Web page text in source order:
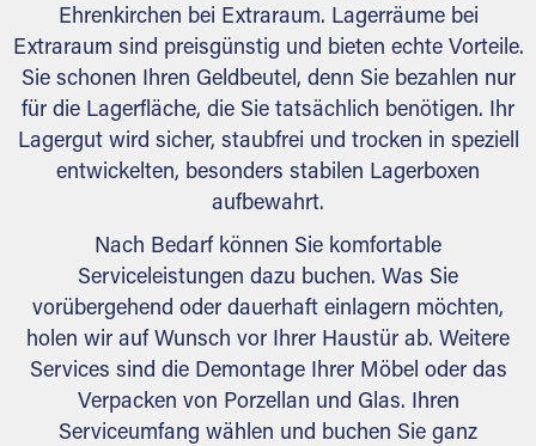
Ehrenkirchen bei Extraraum. Lagerräume bei
Extraraum sind preisgünstig und bieten echte Vorteile.
Sie schonen Ihren Geldbeutel, denn Sie bezahlen nur
für die Lagerfläche, die Sie tatsächlich benötigen. Ihr
Lagergut wird sicher, staubfrei und trocken in speziell
entwickelten, besonders stabilen Lagerboxen
aufbewahrt.
Nach Bedarf können Sie komfortable
Serviceleistungen dazu buchen. Was Sie
vorübergehend oder dauerhaft einlagern möchten,
holen wir auf Wunsch vor Ihrer Haustür ab. Weitere
Services sind die Demontage Ihrer Möbel oder das
Verpacken von Porzellan und Glas. Ihren
Serviceumfang wählen und buchen Sie ganz